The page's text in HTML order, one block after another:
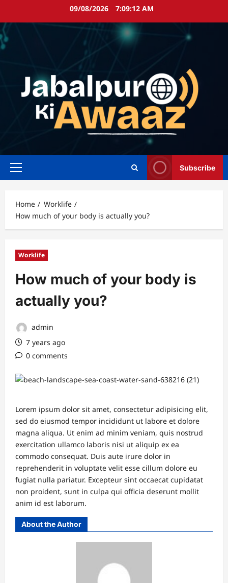
content
09/08/2026 7:09:13 AM
Primary
Subscribe
Home
Worklife
How much of your body is actually you?
Worklife
How much of your body is
actually you?
admin
7 years ago
0 comments
Lorem ipsum dolor sit amet, consectetur adipisicing elit,
sed do eiusmod tempor incididunt ut labore et dolore
magna aliqua. Ut enim ad minim veniam, quis nostrud
exercitation ullamco laboris nisi ut aliquip ex ea
commodo consequat. Duis aute irure dolor in
reprehenderit in voluptate velit esse cillum dolore eu
fugiat nulla pariatur. Excepteur sint occaecat cupidatat
non proident, sunt in culpa qui officia deserunt mollit
anim id est laborum.
About the Author